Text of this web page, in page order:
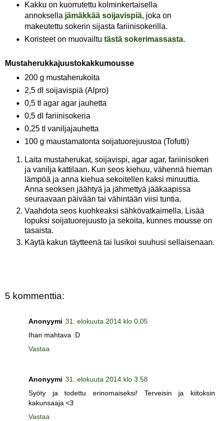
Kakku on kuorrutettu kolminkertaisella
annoksella jämäkkää soijavispiä, joka on
makeutettu sokerin sijasta fariinisokerilla.
Koristeet on muovailtu tästä sokerimassasta.
Mustaherukkajuustokakkumousse
200 g mustaherukoita
2,5 dl soijavispiä (Alpro)
0,5 tl agar agar jauhetta
0,5 dl fariinisokeria
0,25 tl vaniljajauhetta
100 g maustamatonta soijatuorejuustoa (Tofutti)
Laita mustaherukat, soijavispi, agar agar, fariinisokeri
ja vanilja kattilaan. Kun seos kiehuu, vähennä hieman
lämpöä ja anna kiehua sekoitellen kaksi minuuttia.
Anna seoksen jäähtyä ja jähmettyä jääkaapissa
seuraavaan päivään tai vähintään viisi tuntia.
Vaahdota seos kuohkeaksi sähkövatkaimella. Lisää
lopuksi soijatuorejuusto ja sekoita, kunnes mousse on
tasaista.
Käytä kakun täytteenä tai lusikoi suuhusi sellaisenaan.
5 kommenttia:
Anonyymi 31. elokuuta 2014 klo 0.05
Ihan mahtava :D
Vastaa
Anonyymi 31. elokuuta 2014 klo 3.58
Syöty ja todettu erinomaiseksi! Terveisin ja kiitoksin
kakunsaaja <3
Vastaa